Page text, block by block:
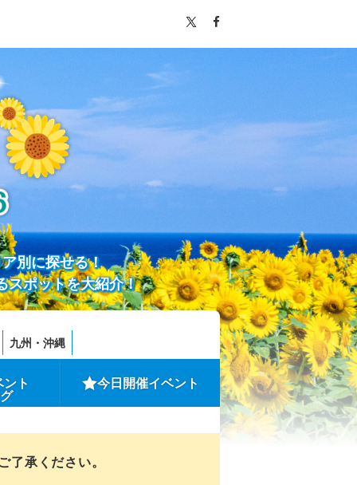
別に探せる！
スポットを大紹介！
九州・沖縄
ト 今日開催イベント
承ください。